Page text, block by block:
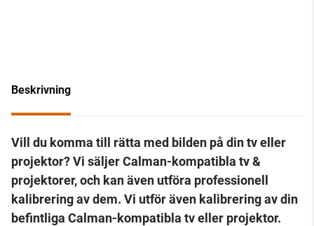
Beskrivning
Vill du komma till rätta med bilden på din tv eller
projektor? Vi säljer Calman-kompatibla tv &
projektorer, och kan även utföra professionell
kalibrering av dem. Vi utför även kalibrering av din
befintliga Calman-kompatibla tv eller projektor.